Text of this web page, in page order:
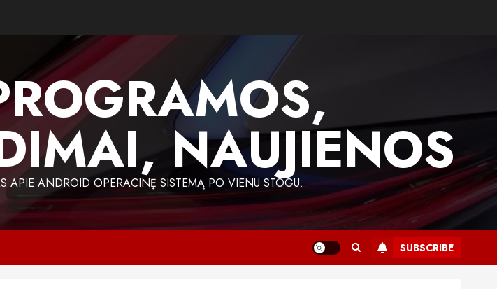
NAUJIENOS
ANDROID OPERACINĘ SISTEMĄ PO VIENU STOGU.
SUBSCRIBE